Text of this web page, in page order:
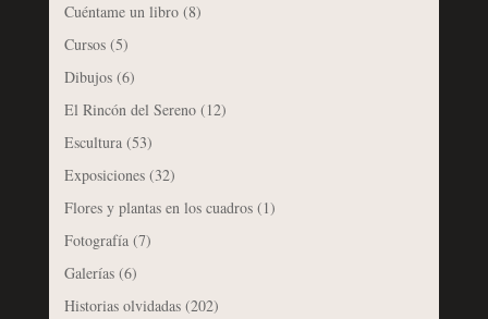
Cuéntame un libro(8)
Cursos(5)
Dibujos(6)
El Rincón del Sereno(12)
Escultura(53)
Exposiciones(32)
Flores y plantas en los cuadros(1)
Fotografía(7)
Galerías(6)
Historias olvidadas(202)